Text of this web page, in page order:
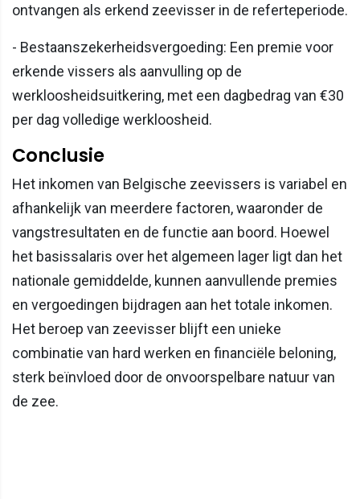
ontvangen als erkend zeevisser in de referteperiode.
- Bestaanszekerheidsvergoeding: Een premie voor
erkende vissers als aanvulling op de
werkloosheidsuitkering, met een dagbedrag van €30
per dag volledige werkloosheid.
Conclusie
Het inkomen van Belgische zeevissers is variabel en
afhankelijk van meerdere factoren, waaronder de
vangstresultaten en de functie aan boord. Hoewel
het basissalaris over het algemeen lager ligt dan het
nationale gemiddelde, kunnen aanvullende premies
en vergoedingen bijdragen aan het totale inkomen.
Het beroep van zeevisser blijft een unieke
combinatie van hard werken en financiële beloning,
sterk beïnvloed door de onvoorspelbare natuur van
de zee.